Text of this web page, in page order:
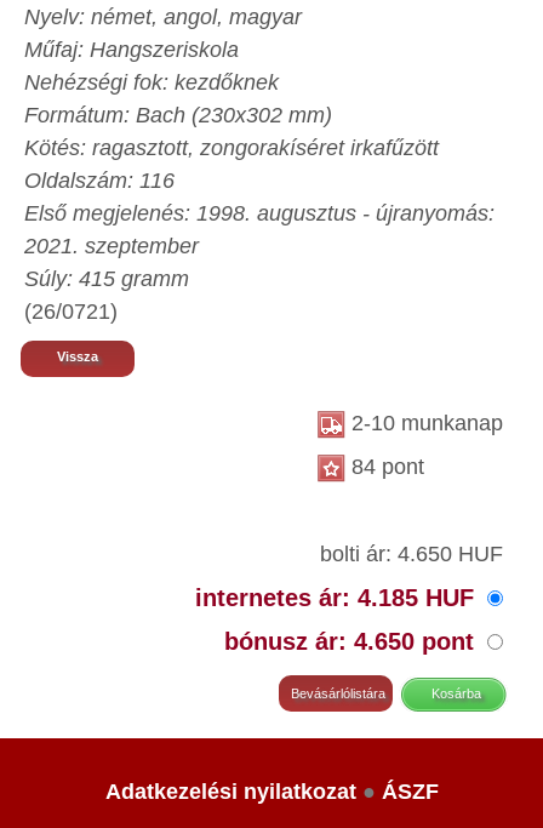
Nyelv: német, angol, magyar
Műfaj: Hangszeriskola
Nehézségi fok: kezdőknek
Formátum: Bach (230x302 mm)
Kötés: ragasztott, zongorakíséret irkafűzött
Oldalszám: 116
Első megjelenés: 1998. augusztus - újranyomás:
2021. szeptember
Súly: 415 gramm
(26/0721)
Vissza
2-10 munkanap
84 pont
bolti ár: 4.650 HUF
internetes ár: 4.185 HUF
bónusz ár: 4.650 pont
Adatkezelési nyilatkozat● ÁSZF